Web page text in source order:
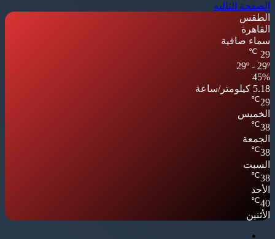
الصفحة التالية
الطقس
القاهرة
سماء صافية
29
℃
29º - 29º
45%
5.18 كيلومتر/ساعة
29
℃
الخميس
38
℃
الجمعة
38
℃
السبت
38
℃
الأحد
40
℃
الأثنين